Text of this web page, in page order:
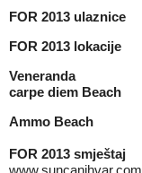
FOR 2013 ulaznice
FOR 2013 lokacije
Veneranda
carpe diem Beach
Ammo Beach
FOR 2013 smještaj
www.suncanihvar.com